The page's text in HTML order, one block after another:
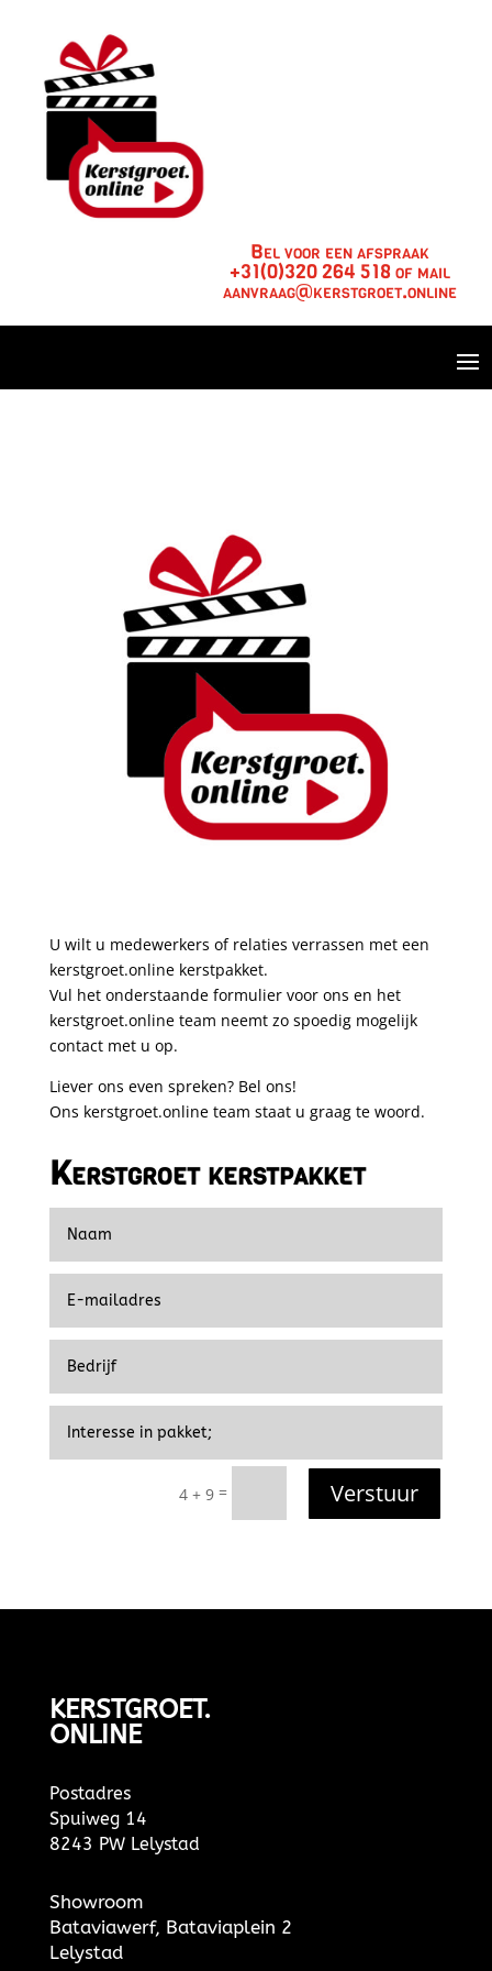
Bel voor een afspraak
+31(0)320 264 518 of mail
aanvraag@kerstgroet.online
U wilt u medewerkers of relaties verrassen met een
kerstgroet.onlinekerstpakket.
Vul het onderstaande formulier voor ons en het
kerstgroet.onlineteam neemt zo spoedig mogelijk
contact met u op.
Liever ons even spreken? Bel ons!
Ons kerstgroet.onlineteam staat u graag te woord.
Kerstgroet kerstpakket
4 + 9 = Verstuur
KERSTGROET.
ONLINE
Postadres
Spuiweg 14
8243 PW Lelystad
Showroom
Bataviawerf, Bataviaplein 2
Lelystad